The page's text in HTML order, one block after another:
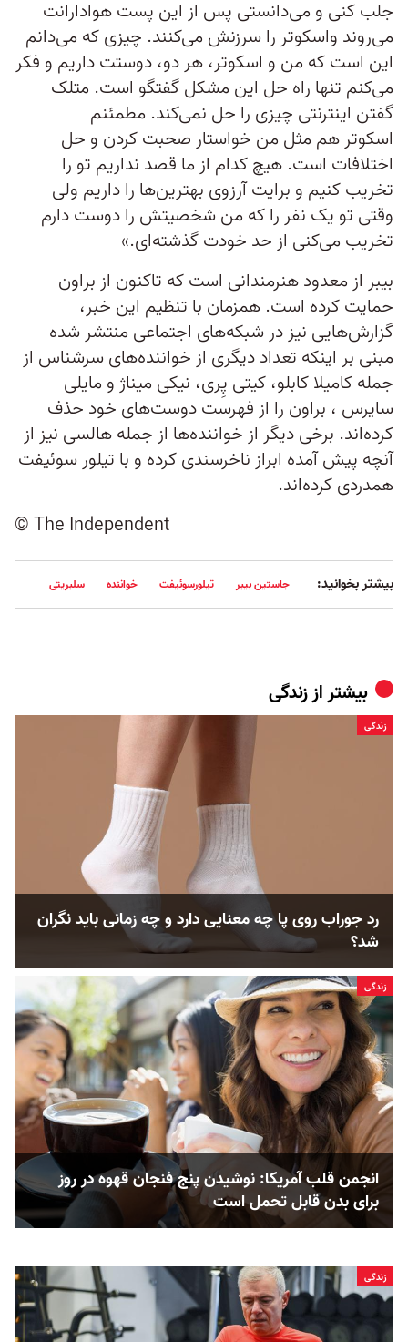
جلب کنی و می‌دانستی پس از این پست هوادارانت
می‌روند و‌اسکوتر را سرزنش می‌کنند. چیزی که می‌دانم
این است که من و اسکوتر، هر دو، دوستت داریم و فکر
می‌کنم تنها راه حل این مشکل گفتگو است. متلک
گفتن اینترنتی چیزی را حل نمی‌کند. مطمئنم
اسکوتر هم مثل من خواستار صحبت کردن و حل
اختلافات است. هیچ کدام از ما قصد نداریم تو را
تخریب کنیم و برایت آرزوی بهترین‌ها را داریم ولی
وقتی تو یک نفر را که من شخصیتش را دوست دارم
تخریب می‌کنی از حد خودت گذشته‌ای.»
بیبر از معدود هنرمندانی است که تاکنون از براون
حمایت کرده است. همزمان با تنظیم این خبر،
گزارش‌هایی نیز در شبکه‌های اجتماعی منتشر شده
مبنی بر اینکه تعداد دیگری از خواننده‌های سرشناس از
جمله کامیلا کابلو، کیتی پِری، نیکی میناژ و مایلی
سایرس ، براون را از فهرست دوست‌های خود حذف
کرده‌اند. برخی دیگر از خواننده‌ها از جمله هالسی نیز از
آنچه پیش آمده ابراز ناخرسندی کرده و با تیلور سوئیفت
همدردی کرده‌اند.
© The Independent
بیشتر بخوانید: جاستین بیبر تیلورسوئیفت خواننده سلبریتی
بیشتر اززندگی
زندگی
رد جوراب روی پا چه معنایی دارد و چه زمانی باید نگران
شد؟
زندگی
انجمن قلب آمریکا: نوشیدن پنج فنجان قهوه در روز
برای بدن قابل ‌تحمل است
زندگی